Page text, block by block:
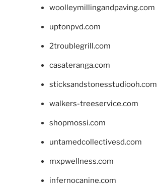
woolleymillingandpaving.com
uptonpvd.com
2troublegrill.com
casateranga.com
sticksandstonesstudiooh.com
walkers-treeservice.com
shopmossi.com
untamedcollectivesd.com
mxpwellness.com
infernocanine.com